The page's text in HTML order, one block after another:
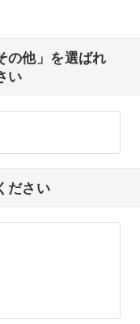
の他」を選ばれ
い
ださい